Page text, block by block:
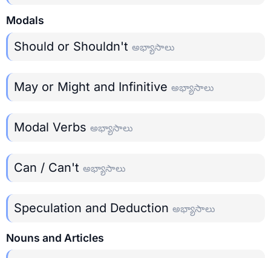
Modals
Should or Shouldn't అభ్యాసాలు
May or Might and Infinitive అభ్యాసాలు
Modal Verbs అభ్యాసాలు
Can / Can't అభ్యాసాలు
Speculation and Deduction అభ్యాసాలు
Nouns and Articles